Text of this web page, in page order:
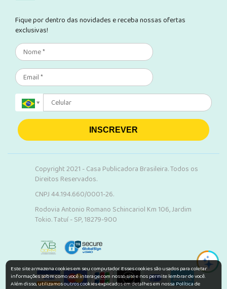
Fique por dentro das novidades e receba nossas ofertas
exclusivas!
INSCREVER
Copyright 2021 - Casa Publicadora Brasileira. Todos os
Direitos Reservados.
CNPJ 44.194.660/0001-26.
Rodovia Antonio Romano Schincariol Km 106, Jardim
Tokio. Tatuí - SP, 18279-900
Este site armazena cookies em seu computador. Esses cookies são usados para coletar
informações sobre como você interage com nosso site e nos permite lembrar de você.
Além disso, utilizamos outros cookies explicados em detalhes em nossa Política de